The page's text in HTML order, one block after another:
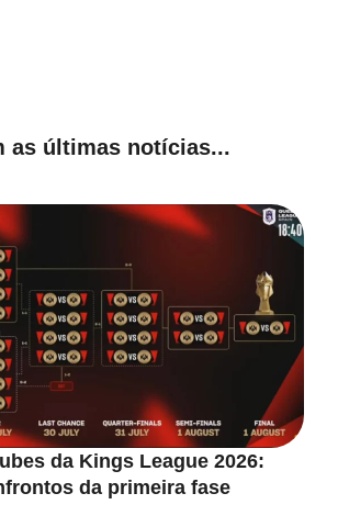
as últimas notícias...
da Kings League 2026:
da primeira fase